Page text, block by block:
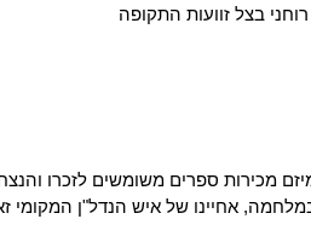
בצל זוועות התקופה
מכירות ספרים משומשים לזכרו
אחיינו של איש הנדל"ן המקומי